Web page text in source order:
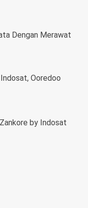
Dengan Merawat
Indosat, Ooredoo
by Indosat